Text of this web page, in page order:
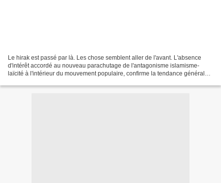
Le hirak est passé par là. Les chose semblent aller de l'avant. L'absence
d'intérêt accordé au nouveau parachutage de l'antagonisme islamisme-
laïcité à l'intérieur du mouvement populaire, confirme la tendance générale